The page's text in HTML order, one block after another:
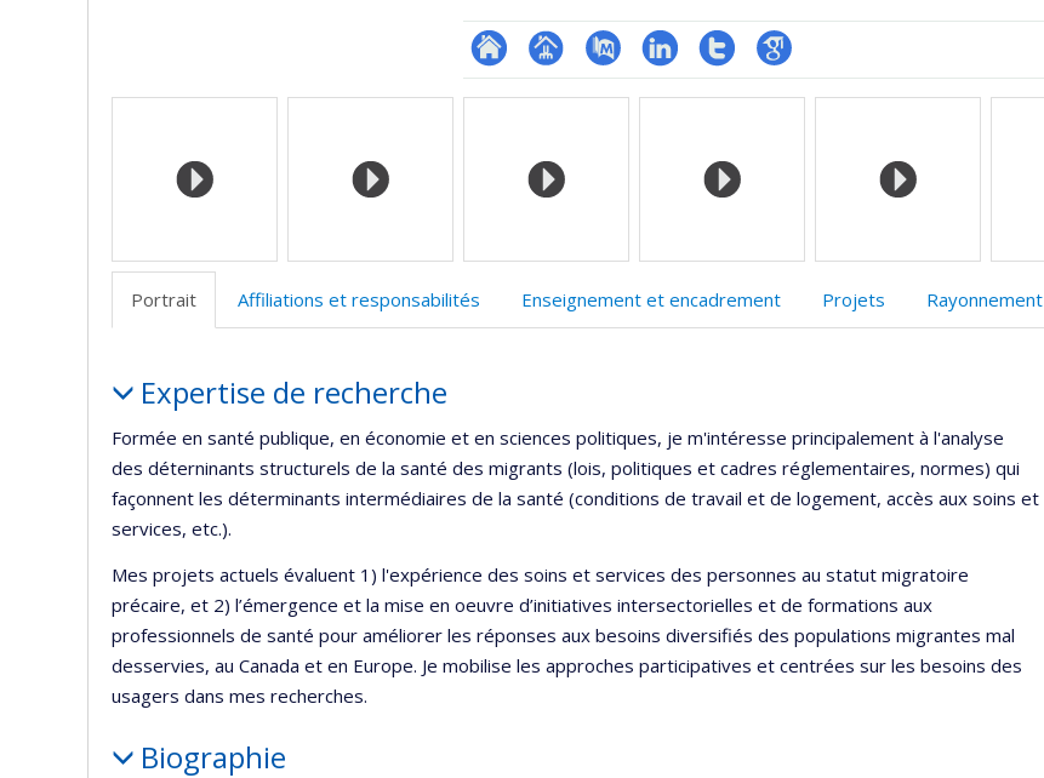
ResearchGate
Page PubMedLinkedInCompteGoogle
Médias
Portrait Affiliations et responsabilités Enseignement et encadrement Projets Rayonnement
Expertise de recherche
Formée en santé publique, en économie et en sciences politiques, je m'intéresse principalement à l'analyse
des déterninants structurels de la santé des migrants (lois, politiques et cadres réglementaires, normes) qui
façonnent les déterminants intermédiaires de la santé (conditions de travail et de logement, accès aux soins et
services, etc.).
Mes projets actuels évaluent 1) l'expérience des soins et services des personnes au statut migratoire
précaire, et 2) l’émergence et la mise en oeuvre d’initiatives intersectorielles et de formations aux
professionnels de santé pour améliorer les réponses aux besoins diversifiés des populations migrantes mal
desservies, au Canada et en Europe. Je mobilise les approches participatives et centrées sur les besoins des
usagers dans mes recherches.
Biographie